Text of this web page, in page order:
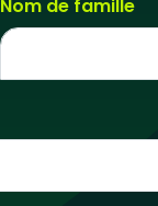
Nom de famille